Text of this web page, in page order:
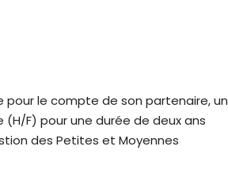
pour le compte de son partenaire, un
F) pour une durée de deux ans
des Petites et Moyennes